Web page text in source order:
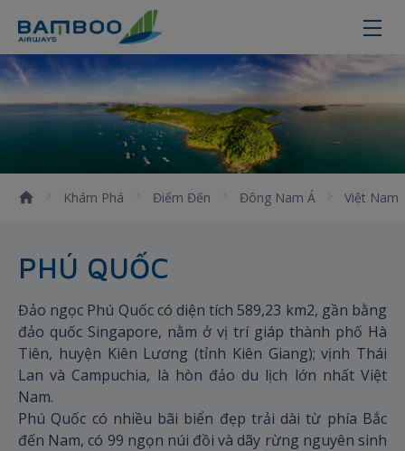
Kinh nghiệm du lịch Phú Quốc tự
Khám Phá Điểm Đến Đông Nam Á Việt Nam
PHÚ QUỐC
Đảo ngọc Phú Quốc có diện tích 589,23 km2, gần bằng
đảo quốc Singapore, nằm ở vị trí giáp thành phố Hà
Tiên, huyện Kiên Lương (tỉnh Kiên Giang); vịnh Thái
Lan và Campuchia, là hòn đảo du lịch lớn nhất Việt
Nam.
Phú Quốc có nhiều bãi biển đẹp trải dài từ phía Bắc
đến Nam, có 99 ngọn núi đồi và dãy rừng nguyên sinh